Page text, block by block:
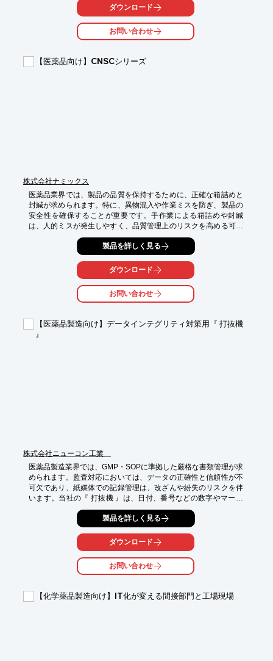
る検査装置です。
【活用シーン】
・医薬品容器の外観検査
・箱、袋、パウチ包装の状態確認
・ラベルの位置ずれ、しわ、めくれ確認
・検査結果の確認、記録管理に活用可能
ダウンロード
お問い合わせ
【医薬品向け】CNSCシリーズ
株式会社ナミックス
医薬品業界では、製品の品質を保持するために、正確な箱詰めと
封緘が求められます。特に、異物混入や作業ミスを防ぎ、製品の
安全性を確保することが重要です。手作業による箱詰めや封緘
は、人的ミスが発生しやすく、品質管理上のリスクを高める可能
性があります。ナミックスカートナー『CNSCシリーズ』は、オ
ペレーターが製品やカートンを供給するだけで、「箱起こし」
「封緘」「排出」を自動で行います。
【活用シーン】
・医薬品の箱詰め工程
・品質管理部門での省力化
【導入の効果】
・作業時間の短縮
製品を詳しく見る
ダウンロード
お問い合わせ
【医薬品製造向け】データインテグリティ対策用『 打抜機
』
株式会社ニューコン工業
医薬品製造業界では、GMP・SOPに準拠した厳格な書類管理が求
められます。監査対応においては、データの正確性と信頼性が不
可欠であり、紙媒体での記録管理は、改ざんや紛失のリスクを伴
います。当社の『 打抜機 』は、日付、番号などの数字やマーク
を穴文字として打ち抜くことで、これらの課題に対応します。穴
文字は薄れたり消えたりしにくく、書類の偽造・改ざん防止に貢
献します。アナログでのデータ管理が必要な場合に、データイン
テグリティ（DI）対策としてお勧めします。
【活用シーン】
・GMP・SOP書類の管理
・データインテグリティ（DI）対策
製品を詳しく見る
ダウンロード
お問い合わせ
【化学薬品製造向け】IT化が変える間接部門と工場現場